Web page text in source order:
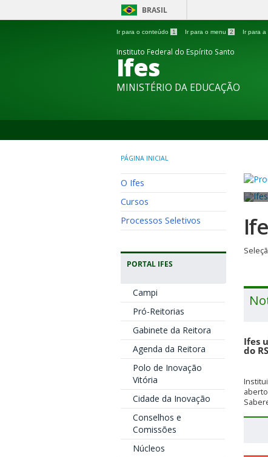
BRASIL
Ir para o conteúdo 1 Ir para o menu 2 Ir para a
Instituto Federal do Espírito Santo
Ifes
MINISTÉRIO DA EDUCAÇÃO
PÁGINA INICIAL
O Ifes
Cursos
Processos Seletivos
PORTAL IFES
Campi
Pró-Reitorias
Gabinete da Reitora
Agenda da Reitora
Polo de Inovação
Vitória
Cidade da Inovação
Conselhos e
Comissões
Núcleos
Ifes
do